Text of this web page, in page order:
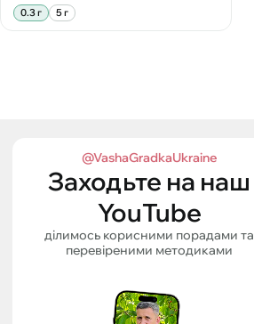
0.3 г 5 г
@VashaGradkaUkraine
Заходьте на наш
YouTube
ділимось корисними порадами та
перевіреними методиками